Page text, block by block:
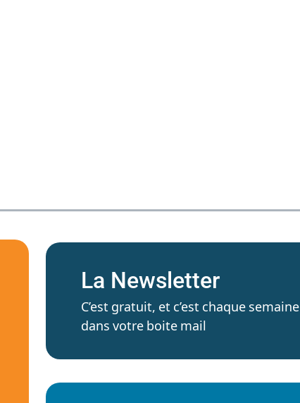
La Newsletter
C’est gratuit, et c’est chaque semaine
dans votre boite mail